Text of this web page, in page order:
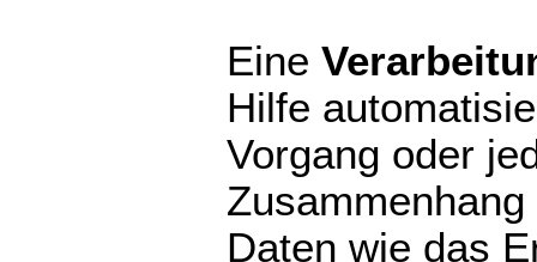
Eine
Hilfe
Vorgang oder
Daten wie das